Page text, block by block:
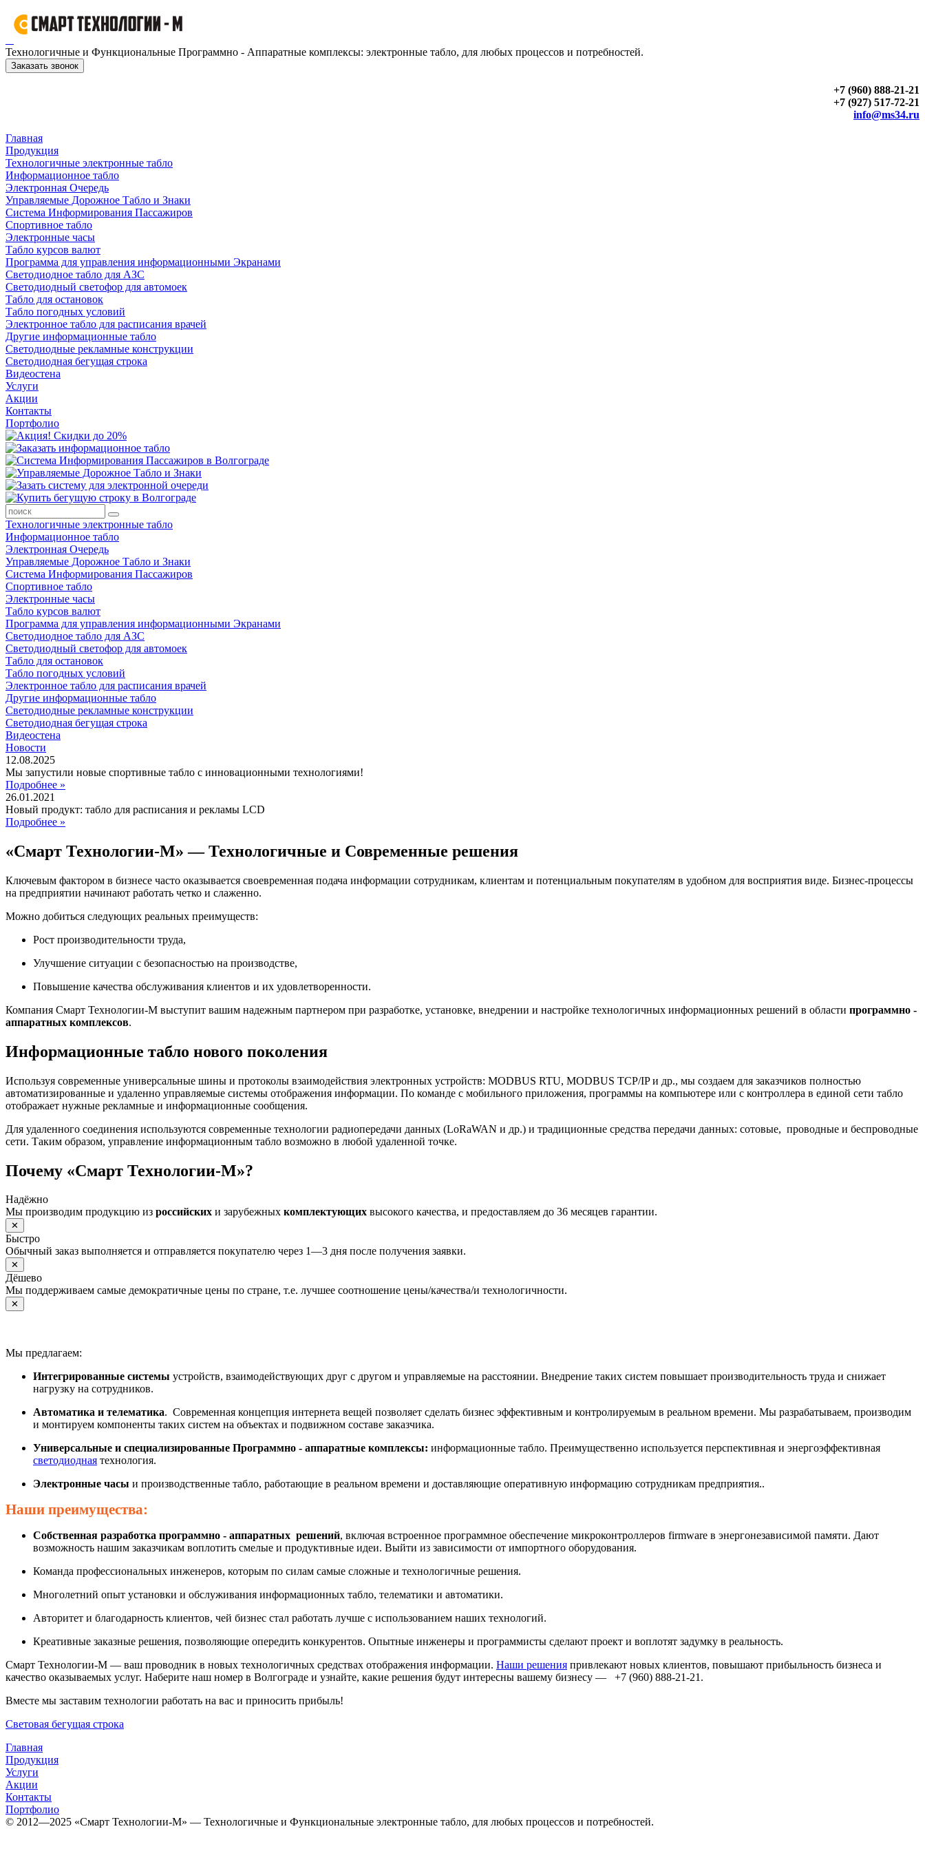
Технологичные и Функциональные Программно - Аппаратные комплексы: электронные табло, для любых процессов и потребностей.
Заказать звонок
+7 (960) 888-21-21
+7 (927) 517-72-21
info@ms34.ru
Главная
Продукция
Технологичные электронные табло
Информационное табло
Электронная Очередь
Управляемые Дорожное Табло и Знаки
Система Информирования Пассажиров
Спортивное табло
Электронные часы
Табло курсов валют
Программа для управления информационными Экранами
Светодиодное табло для АЗС
Светодиодный светофор для автомоек
Табло для остановок
Табло погодных условий
Электронное табло для расписания врачей
Другие информационные табло
Светодиодные рекламные конструкции
Светодиодная бегущая строка
Видеостена
Услуги
Акции
Контакты
Портфолио
Технологичные электронные табло
Информационное табло
Электронная Очередь
Управляемые Дорожное Табло и Знаки
Система Информирования Пассажиров
Спортивное табло
Электронные часы
Табло курсов валют
Программа для управления информационными Экранами
Светодиодное табло для АЗС
Светодиодный светофор для автомоек
Табло для остановок
Табло погодных условий
Электронное табло для расписания врачей
Другие информационные табло
Светодиодные рекламные конструкции
Светодиодная бегущая строка
Видеостена
Новости
12.08.2025
Мы запустили новые спортивные табло с инновационными технологиями!
Подробнее »
26.01.2021
Новый продукт: табло для расписания и рекламы LCD
Подробнее »
«Смарт Технологии-М» — Технологичные и Современные решения
Ключевым фактором в бизнесе часто оказывается своевременная подача информации сотрудникам, клиентам и потенциальным покупателям в удобном для восприятия виде. Бизнес-процессы
на предприятии начинают работать четко и слаженно.
Можно добиться следующих реальных преимуществ:
Рост производительности труда,
Улучшение ситуации с безопасностью на производстве,
Повышение качества обслуживания клиентов и их удовлетворенности.
Компания Смарт Технологии-М выступит вашим надежным партнером при разработке, установке, внедрении и настройке технологичных информационных решений в области программно -
аппаратных комплексов.
Информационные табло нового поколения
Используя современные универсальные шины и протоколы взаимодействия электронных устройств: MODBUS RTU, MODBUS TCP/IP и др., мы создаем для заказчиков полностью
автоматизированные и удаленно управляемые системы отображения информации. По команде с мобильного приложения, программы на компьютере или с контроллера в единой сети табло
отображает нужные рекламные и информационные сообщения.
Для удаленного соединения используются современные технологии радиопередачи данных (LoRaWAN и др.) и традиционные средства передачи данных: сотовые, проводные и беспроводные
сети. Таким образом, управление информационным табло возможно в любой удаленной точке.
Почему «Смарт Технологии-М»?
Надёжно
Мы производим продукцию из российских и зарубежных комплектующих высокого качества, и предоставляем до 36 месяцев гарантии.
✕
Быстро
Обычный заказ выполняется и отправляется покупателю через 1—3 дня после получения заявки.
✕
Дёшево
Мы поддерживаем самые демократичные цены по стране, т.е. лучшее соотношение цены/качества/и технологичности.
✕
Мы предлагаем:
Интегрированные системы устройств, взаимодействующих друг с другом и управляемые на расстоянии. Внедрение таких систем повышает производительность труда и снижает
нагрузку на сотрудников.
Автоматика и телематика. Современная концепция интернета вещей позволяет сделать бизнес эффективным и контролируемым в реальном времени. Мы разрабатываем, производим
и монтируем компоненты таких систем на объектах и подвижном составе заказчика.
Универсальные и специализированные Программно - аппаратные комплексы: информационные табло. Преимущественно используется перспективная и энергоэффективная
светодиодная технология.
Электронные часы и производственные табло, работающие в реальном времени и доставляющие оперативную информацию сотрудникам предприятия..
Наши преимущества:
Собственная разработка программно - аппаратных решений, включая встроенное программное обеспечение микроконтроллеров firmware в энергонезависимой памяти. Дают
возможность нашим заказчикам воплотить смелые и продуктивные идеи. Выйти из зависимости от импортного оборудования.
Команда профессиональных инженеров, которым по силам самые сложные и технологичные решения.
Многолетний опыт установки и обслуживания информационных табло, телематики и автоматики.
Авторитет и благодарность клиентов, чей бизнес стал работать лучше с использованием наших технологий.
Креативные заказные решения, позволяющие опередить конкурентов. Опытные инженеры и программисты сделают проект и воплотят задумку в реальность.
Смарт Технологии-М — ваш проводник в новых технологичных средствах отображения информации. Наши решения привлекают новых клиентов, повышают прибыльность бизнеса и
качество оказываемых услуг. Наберите наш номер в Волгограде и узнайте, какие решения будут интересны вашему бизнесу — +7 (960) 888-21-21.
Вместе мы заставим технологии работать на вас и приносить прибыль!
Световая бегущая строка
Главная
Продукция
Услуги
Акции
Контакты
Портфолио
© 2012­­­—2025 «Смарт Технологии-М» — Технологичные и Функциональные электронные табло, для любых процессов и потребностей.